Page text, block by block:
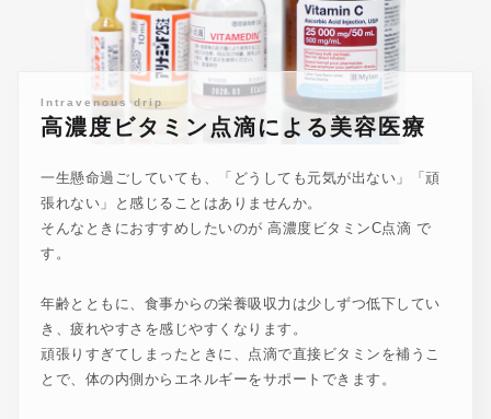
Intravenous drip
高濃度ビタミン点滴による美容医療
一生懸命過ごしていても、「どうしても元気が出ない」「頑
張れない」と感じることはありませんか。
そんなときにおすすめしたいのが 高濃度ビタミンC点滴 で
す。
年齢とともに、食事からの栄養吸収力は少しずつ低下してい
き、疲れやすさを感じやすくなります。
頑張りすぎてしまったときに、点滴で直接ビタミンを補うこ
とで、体の内側からエネルギーをサポートできます。